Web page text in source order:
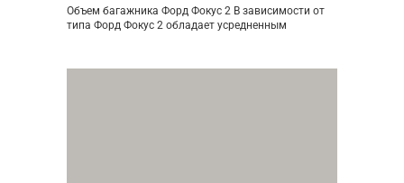
Объем багажника Форд Фокус 2 В зависимости от
типа Форд Фокус 2 обладает усредненным